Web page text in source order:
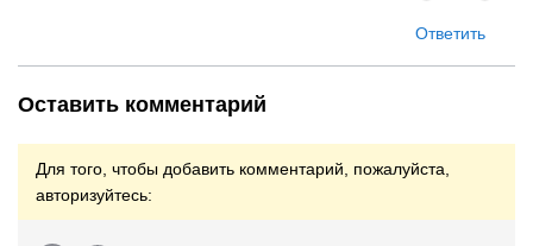
Ответить
Оставить комментарий
Для того, чтобы добавить комментарий, пожалуйста,
авторизуйтесь: